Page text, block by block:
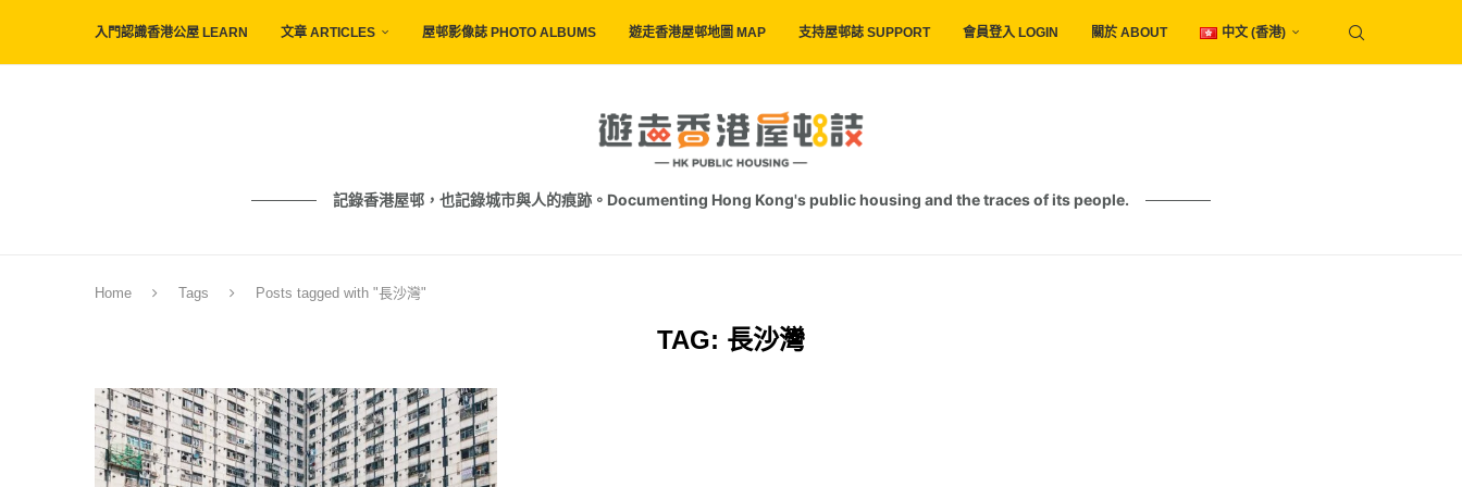
入門認識香港公屋 LEARN 文章 ARTICLES 屋邨影像誌 PHOTO ALBUMS 遊走香港屋邨地圖 MAP 支持屋邨誌 SUPPORT 會員登入 LOGIN 關於 ABOUT 中文 (香港)
記錄香港屋邨，也記錄城市與人的痕跡。Documenting Hong Kong's public housing and the traces of its people.
Home Tags Posts tagged with "長沙灣"
TAG: 長沙灣